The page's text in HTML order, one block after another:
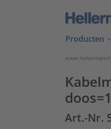
Producten
Art.-Nr.